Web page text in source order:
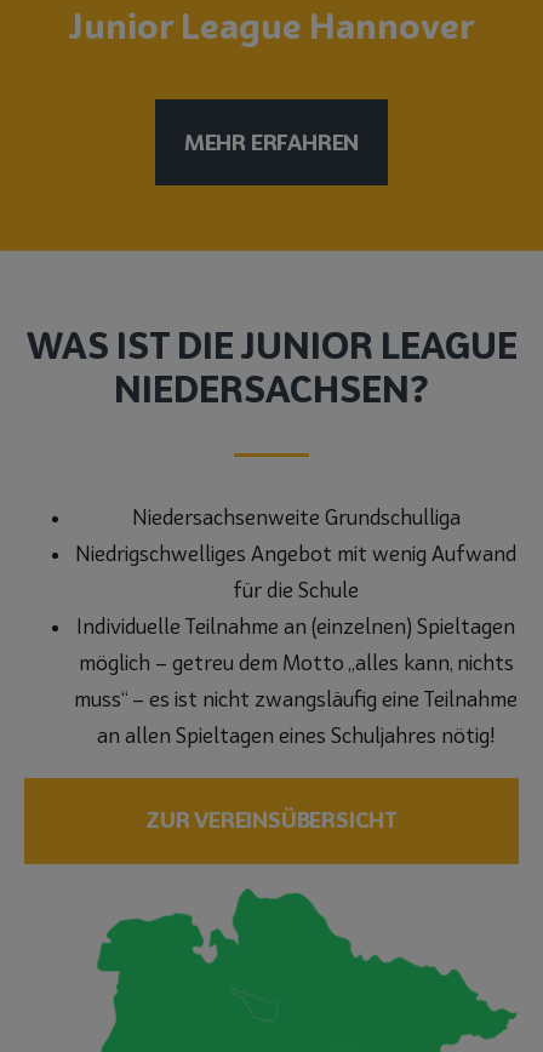
Junior League Hannover
MEHR ERFAHREN
WAS IST DIE JUNIOR LEAGUE
NIEDERSACHSEN?
Niedersachsenweite Grundschulliga
Niedrigschwelliges Angebot mit wenig Aufwand
für die Schule
Individuelle Teilnahme an (einzelnen) Spieltagen
möglich – getreu dem Motto „alles kann, nichts
muss“ – es ist nicht zwangsläufig eine Teilnahme
an allen Spieltagen eines Schuljahres nötig!
ZUR VEREINSÜBERSICHT